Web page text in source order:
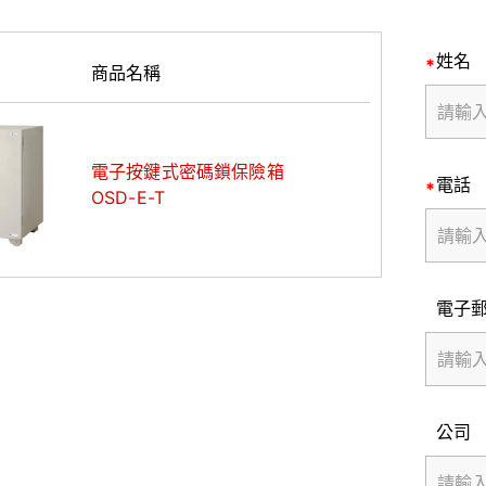
商品名稱
電子按鍵式密碼鎖保險箱
OSD-E-T
姓名
電話
電子
公司